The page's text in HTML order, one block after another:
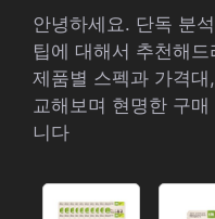
안녕하세요. 단독 분
팁에 대해서 추천해
제품별 스펙과 가격
교해보며 현명한 구
니다